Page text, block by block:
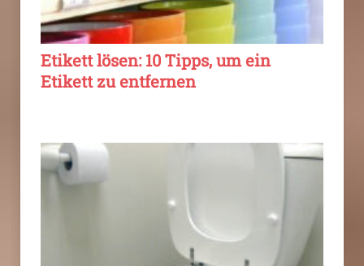
Etikett lösen: 10 Tipps, um ein
Etikett zu entfernen